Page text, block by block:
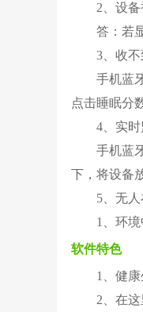
2、设备
答：若
3、收不
手机蓝
点击睡眠分
4、实时
手机蓝
下，将设备
5、无
1、环
软件特色
1、健
2、在